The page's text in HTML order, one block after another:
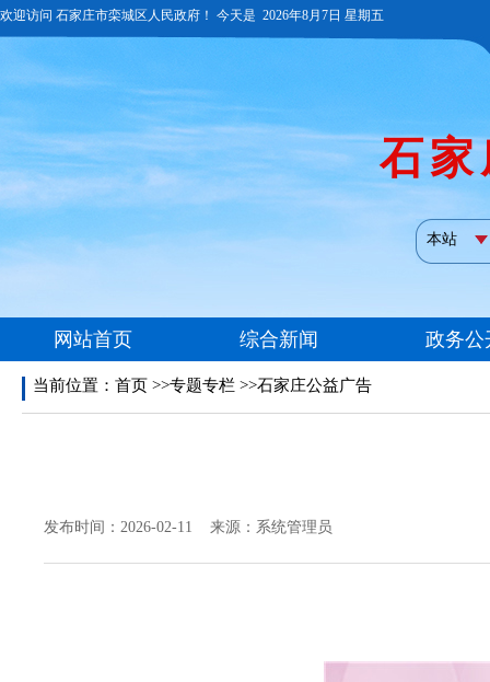
当前位置： 首页 >>专题专栏 >>石家庄公益广告
发布时间：2026-02-11 来源：系统管理员